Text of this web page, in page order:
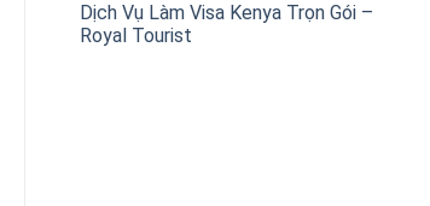
Dịch Vụ Làm Visa Kenya Trọn Gói –
Royal Tourist